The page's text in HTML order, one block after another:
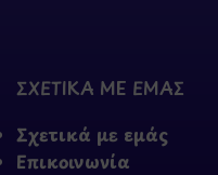
ΣΧΕΤΙΚΑ ΜΕ ΕΜΑΣ
Σχετικά με εμάς
Επικοινωνία